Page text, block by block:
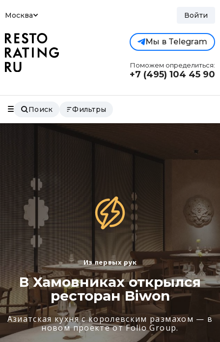
Москва Войти
Мы в Telegram
Поможем определиться:
+7 (495) 104 45 90
Поиск Фильтры
Из первых рук
В Хамовниках открылся
ресторан Biwon
Азиатская кухня с королевским размахом — в
новом проекте от Folio Group.